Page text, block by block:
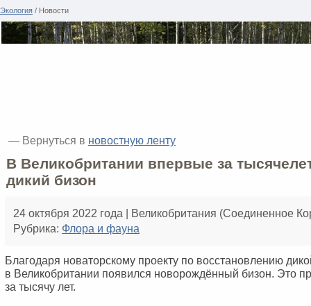
Экология / Новости
— Вернуться в новостную ленту
В Великобритании впервые за
дикий бизон
24 октября 2022 года | Великобритания (Соединенное
Рубрика: Флора и фауна
Благодаря новаторскому проекту по восстановлению
в Великобритании появился новорождённый бизон. Это
за тысячу лет.